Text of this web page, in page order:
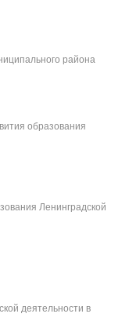
района
образования
Ленинградской
деятельности в